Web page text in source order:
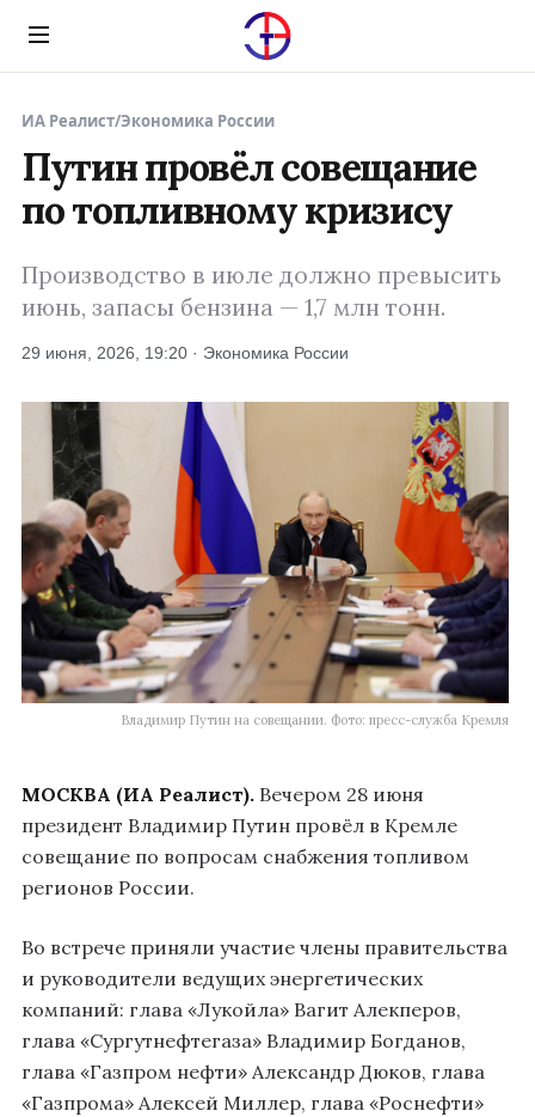
Menu
ИА Реалист/Экономика России
Путин провёл совещание
по топливному кризису
Производство в июле должно превысить
июнь, запасы бензина — 1,7 млн тонн.
29 июня, 2026, 19:20 · Экономика России
Владимир Путин на совещании. Фото: пресс-служба Кремля
МОСКВА (ИА Реалист). Вечером 28 июня
президент Владимир Путин провёл в Кремле
совещание по вопросам снабжения топливом
регионов России.
Во встрече приняли участие члены правительства
и руководители ведущих энергетических
компаний: глава «Лукойла» Вагит Алекперов,
глава «Сургутнефтегаза» Владимир Богданов,
глава «Газпром нефти» Александр Дюков, глава
«Газпрома» Алексей Миллер, глава «Роснефти»